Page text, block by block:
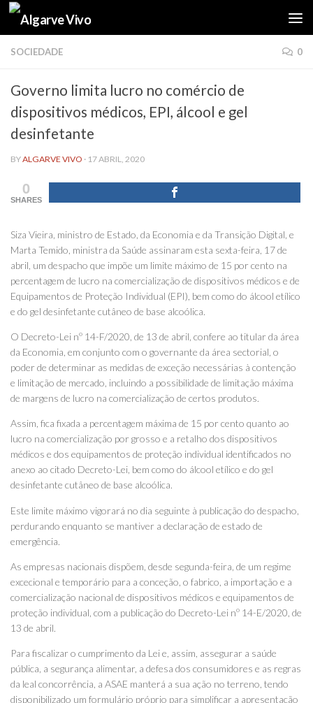
Skip to content
SOCIEDADE 0
Governo limita lucro no comércio de
dispositivos médicos, EPI, álcool e gel
desinfetante
BYALGARVE VIVO · 17 ABRIL, 2020
0
SHARES
Siza Vieira, ministro de Estado, da Economia e da Transição Digital, e
Marta Temido, ministra da Saúde assinaram esta sexta-feira, 17 de
abril, um despacho que impõe um limite máximo de 15 por cento na
percentagem de lucro na comercialização de dispositivos médicos e de
Equipamentos de Proteção Individual (EPI), bem como do álcool etílico
e do gel desinfetante cutâneo de base alcoólica.
O Decreto-Lei nº 14-F/2020, de 13 de abril, confere ao titular da área
da Economia, em conjunto com o governante da área sectorial, o
poder de determinar as medidas de exceção necessárias à contenção
e limitação de mercado, incluindo a possibilidade de limitação máxima
de margens de lucro na comercialização de certos produtos.
Assim, fica fixada a percentagem máxima de 15 por cento quanto ao
lucro na comercialização por grosso e a retalho dos dispositivos
médicos e dos equipamentos de proteção individual identificados no
anexo ao citado Decreto-Lei, bem como do álcool etílico e do gel
desinfetante cutâneo de base alcoólica.
Este limite máximo vigorará no dia seguinte à publicação do despacho,
perdurando enquanto se mantiver a declaração de estado de
emergência.
As empresas nacionais dispõem, desde segunda-feira, de um regime
excecional e temporário para a conceção, o fabrico, a importação e a
comercialização nacional de dispositivos médicos e equipamentos de
proteção individual, com a publicação do Decreto-Lei nº 14-E/2020, de
13 de abril.
Para fiscalizar o cumprimento da Lei e, assim, assegurar a saúde
pública, a segurança alimentar, a defesa dos consumidores e as regras
da leal concorrência, a ASAE manterá a sua ação no terreno, tendo
disponibilizado um formulário próprio para simplificar a apresentação